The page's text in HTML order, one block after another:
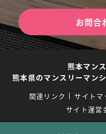
お問合
熊本マン
熊本県のマンスリーマン
関連リンク サイトマ
サイト運営